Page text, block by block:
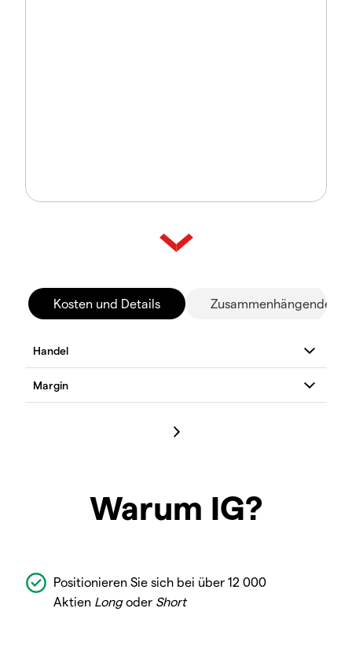
Kosten und Details Zusammenhängende
Warum IG?
Positionieren Sie sich bei über 12 000
Aktien Longoder Short